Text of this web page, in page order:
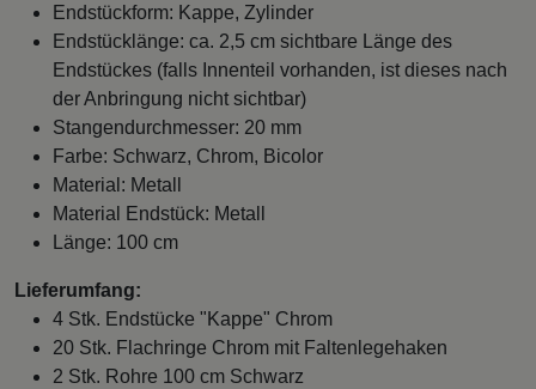
Endstückform: Kappe, Zylinder
Endstücklänge: ca. 2,5 cm sichtbare Länge des
Endstückes (falls Innenteil vorhanden, ist dieses nach
der Anbringung nicht sichtbar)
Stangendurchmesser: 20 mm
Farbe: Schwarz, Chrom, Bicolor
Material: Metall
Material Endstück: Metall
Länge: 100 cm
Lieferumfang:
4 Stk. Endstücke "Kappe" Chrom
20 Stk. Flachringe Chrom mit Faltenlegehaken
2 Stk. Rohre 100 cm Schwarz